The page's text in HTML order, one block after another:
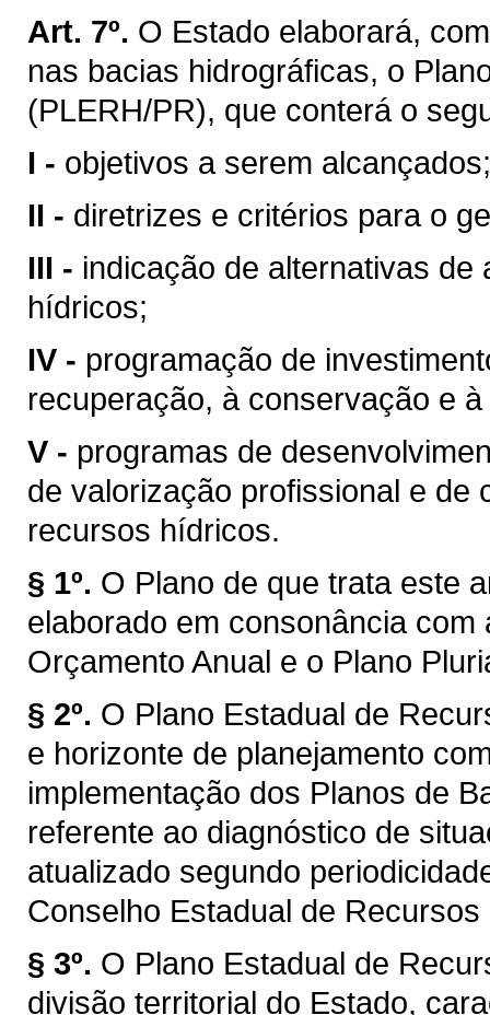
Art. 7º. O Estado elaborará,
nas bacias hidrográficas, o
(PLERH/PR), que conterá o
I - objetivos a serem alcançados;
II - diretrizes e critérios para o
III - indicação de alternativas
hídricos;
IV - programação de
recuperação, à conservação e
V - programas de
de valorização profissional e de
recursos hídricos.
§ 1º. O Plano de que trata este
elaborado em consonância
Orçamento Anual e o Plano
§ 2º. O Plano Estadual de
e horizonte de planejamento
implementação dos Planos de
referente ao diagnóstico de
atualizado segundo
Conselho Estadual de
§ 3º. O Plano Estadual de
divisão territorial do Estado,